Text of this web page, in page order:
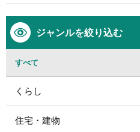
ジャンルを絞り込む
すべて
くらし
住宅・建物